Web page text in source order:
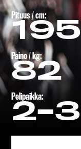
Pituus / cm:
195
Paino / kg:
82
Pelipaikka:
2-3